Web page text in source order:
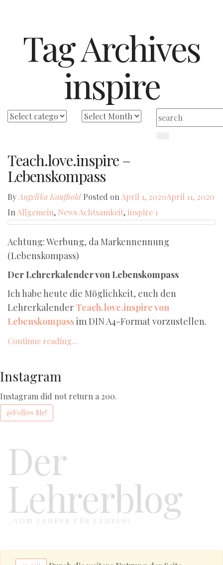
Tag Archives
inspire
Teach.love.inspire –
Lebenskompass
ByAngelika Kaufhold Posted on April 1, 2020April 11, 2020
In Allgemein, NewsAchtsamkeit,inspire 1
Achtung: Werbung, da Markennennung
(Lebenskompass)
Der Lehrerkalender von Lebenskompass
Ich habe heute die Möglichkeit, euch den
Lehrerkalender Teach.love.inspire von
Lebenskompassim DIN A4-Format vorzustellen.
Continue reading...
Instagram
Instagram did not return a 200.
@Follow Me!
Der
Lehrerblog
…VOM LEHRER FÜR LEHRER!